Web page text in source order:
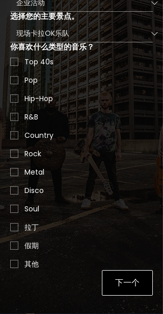
选择您的主要景点。
你喜欢什么类型的音乐？
Top 40s
Pop
Hip-Hop
R&B
Country
Rock
Metal
Disco
Soul
拉丁
假期
其他
下一个